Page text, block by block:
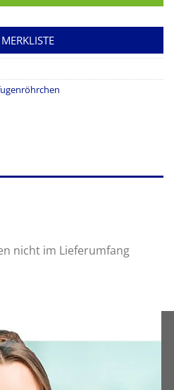
nicht im Lieferumfang